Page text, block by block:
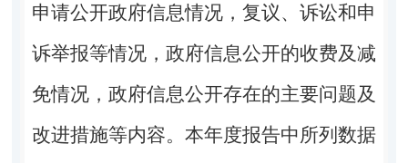
申请公开政府信息情况，复议、诉讼和申
诉举报等情况，政府信息公开的收费及减
免情况，政府信息公开存在的主要问题及
改进措施等内容。本年度报告中所列数据